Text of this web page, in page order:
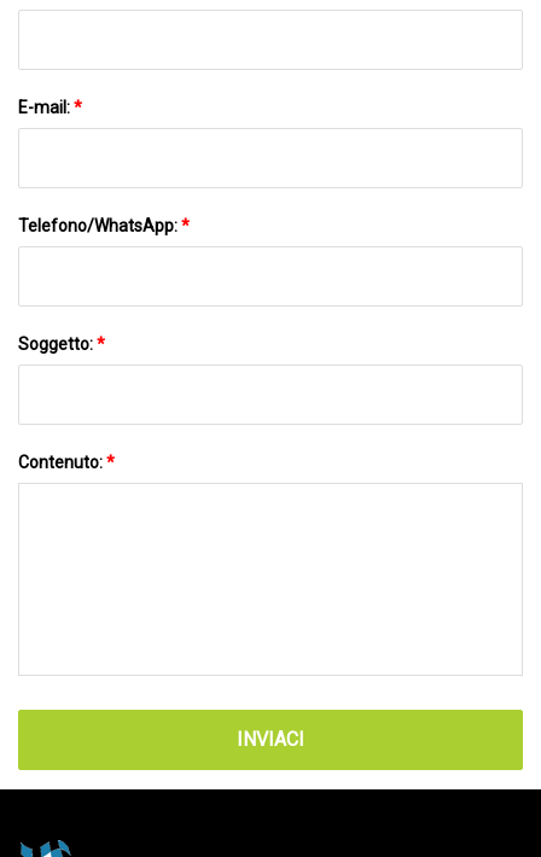
E-mail:*
Telefono/WhatsApp:*
Soggetto:*
Contenuto:*
INVIACI